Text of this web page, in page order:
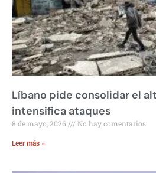
Líbano pide consolidar el
intensifica ataques
8 de mayo, 2026 No hay comentarios
Leer más »